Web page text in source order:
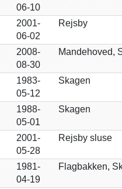
06-10
2001-
06-02
Rejsby
2008-
08-30
Mandehoved,
1983-
05-12
Skagen
1988-
05-01
Skagen
2001-
05-28
Rejsby sluse
1981-
04-19
Flagbakken,